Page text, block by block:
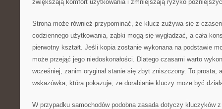
zwiększają komfort użytkowania i zmniejszają ryzyko
Strona może również przypominać, że klucz zużywa się z
codziennego użytkowania, ząbki mogą się wygładzać, a cała
pierwotny kształt. Jeśli kopia zostanie wykonana na podstawie
może przejąć jego niedoskonałości. Dlatego czasami warto
wcześniej, zanim oryginał stanie się zbyt zniszczony. To prosta,
wskazówka, która pokazuje, że dorabianie kluczy może być
W przypadku samochodów podobna zasada dotyczy kluczyków